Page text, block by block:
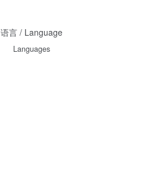
语言 / Language
Languages